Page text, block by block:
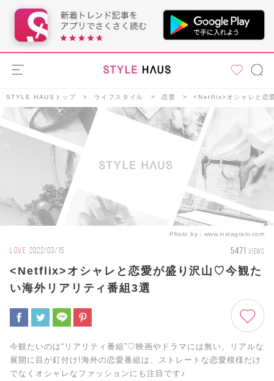
STYLE HAUSトップ ライフスタイル 恋愛 <Netflix>オシャレと恋
Photo by： www.instagram.com
LOVE 2022/03/15 5471 VIEWS
<Netflix>オシャレと恋愛が盛り沢山♡今観た
い海外リアリティ番組3選
今観たいのは“リアリティ番組”♡映画やドラマには無い、リアルな
展開に目が釘付け!海外の恋愛番組は、ストレートな恋愛模様だけ
でなくオシャレなファッションにも注目です♪